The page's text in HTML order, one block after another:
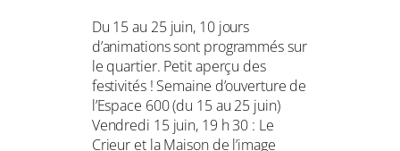
Du 15 au 25 juin, 10 jours
d’animations sont programmés sur
le quartier. Petit aperçu des
festivités ! Semaine d’ouverture de
l’Espace 600 (du 15 au 25 juin)
Vendredi 15 juin, 19 h 30 : Le
Crieur et la Maison de l’image